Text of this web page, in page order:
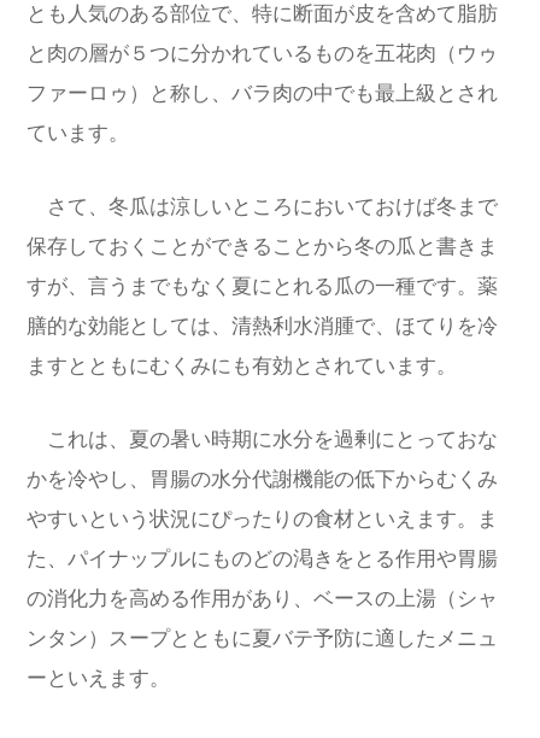
とも人気のある部位で、特に断面が皮を含めて脂肪
と肉の層が５つに分かれているものを五花肉（ウゥ
ファーロゥ）と称し、バラ肉の中でも最上級とされ
ています。
さて、冬瓜は涼しいところにおいておけば冬まで
保存しておくことができることから冬の瓜と書きま
すが、言うまでもなく夏にとれる瓜の一種です。薬
膳的な効能としては、清熱利水消腫で、ほてりを冷
ますとともにむくみにも有効とされています。
これは、夏の暑い時期に水分を過剰にとっておな
かを冷やし、胃腸の水分代謝機能の低下からむくみ
やすいという状況にぴったりの食材といえます。ま
た、パイナップルにものどの渇きをとる作用や胃腸
の消化力を高める作用があり、ベースの上湯（シャ
ンタン）スープとともに夏バテ予防に適したメニュ
ーといえます。